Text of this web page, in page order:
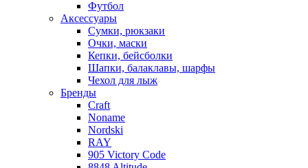
Футбол
Аксессуары
Сумки, рюкзаки
Очки, маски
Кепки, бейсболки
Шапки, балаклавы, шарфы
Чехол для лыж
Бренды
Craft
Noname
Nordski
RAY
905 Victory Code